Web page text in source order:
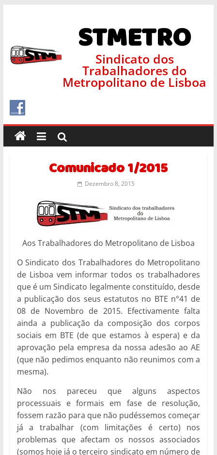
STMETRO
Sindicato dos
Trabalhadores do
Metropolitano de Lisboa
Comunicado 1/2015
Dezembro 8, 2015
Aos Trabalhadores do Metropolitano de Lisboa
O Sindicato dos Trabalhadores do Metropolitano
de Lisboa vem informar todos os trabalhadores
que é um Sindicato legalmente constituído, desde
a publicação dos seus estatutos no BTE n°41 de
08 de Novembro de 2015. Efectivamente falta
ainda a publicação da composição dos corpos
sociais em BTE (de que estamos à espera) e da
aprovação pela empresa da nossa adesão ao AE
(que não pedimos enquanto não reunimos com a
mesma).
Não nos pareceu que alguns aspectos
processuais e formais em fase de resolução,
fossem razão para que não pudéssemos começar
já a trabalhar (com limitações é certo) nos
problemas que afectam os nossos associados
(somos hoje já o terceiro sindicato em número de